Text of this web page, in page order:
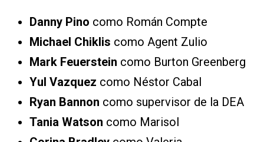
Danny Pino como Román Compte
Michael Chiklis como Agent Zulio
Mark Feuerstein como Burton Greenberg
Yul Vazquez como Néstor Cabal
Ryan Bannon como supervisor de la DEA
Tania Watson como Marisol